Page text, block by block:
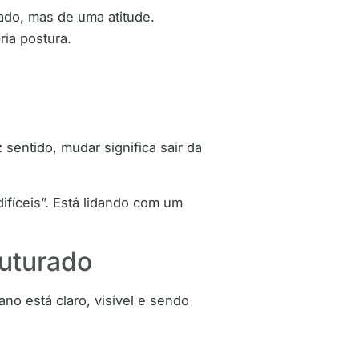
mas de uma atitude.
postura.
mudar significa sair da
Está lidando com um
está claro, visível e sendo